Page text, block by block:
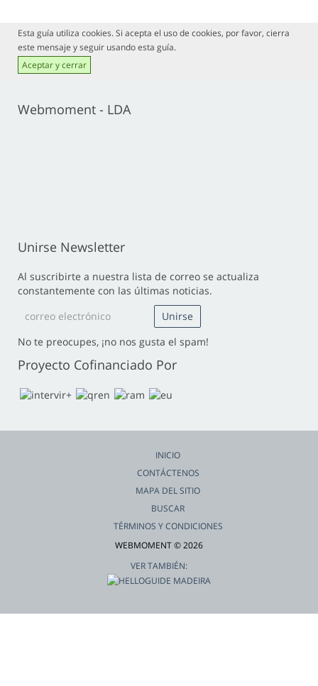
Esta guía utiliza cookies. Si acepta el uso de cookies, por favor, cierra
este mensaje y seguir usando esta guía.
Aceptar y cerrar
Webmoment - LDA
Unirse Newsletter
Al suscribirte a nuestra lista de correo se actualiza
constantemente con las últimas noticias.
No te preocupes, ¡no nos gusta el spam!
Proyecto Cofinanciado Por
INICIO
CONTÁCTENOS
MAPA DEL SITIO
BUSCAR
TÉRMINOS Y CONDICIONES
WEBMOMENT © 2026
VER TAMBIÉN: